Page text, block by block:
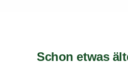
Schon etwas